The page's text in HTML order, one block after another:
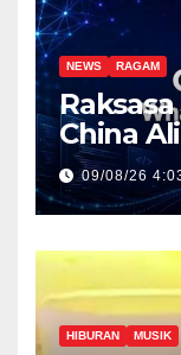
NEWS RAGAM
China
Paling
09/08/26
HIBURAN MUSIK